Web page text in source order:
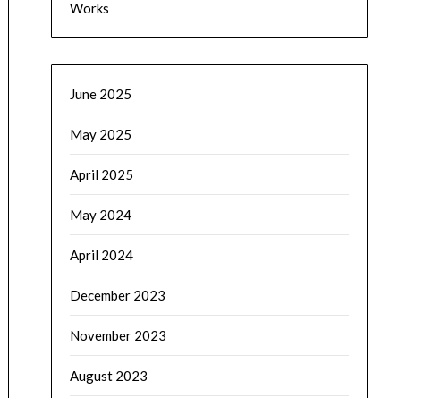
Works
June 2025
May 2025
April 2025
May 2024
April 2024
December 2023
November 2023
August 2023